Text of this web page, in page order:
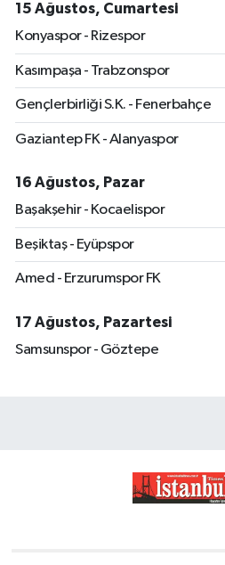
15 Ağustos, Cumartesi
Konyaspor - Rizespor
Kasımpaşa - Trabzonspor
Gençlerbirliği S.K. - Fenerbahçe
Gaziantep FK - Alanyaspor
16 Ağustos, Pazar
Başakşehir - Kocaelispor
Beşiktaş - Eyüpspor
Amed - Erzurumspor FK
17 Ağustos, Pazartesi
Samsunspor - Göztepe